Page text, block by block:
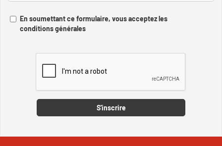
En soumettant ce formulaire, vous acceptez les
conditions générales
S'inscrire